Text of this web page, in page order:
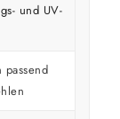
und UV-
passend